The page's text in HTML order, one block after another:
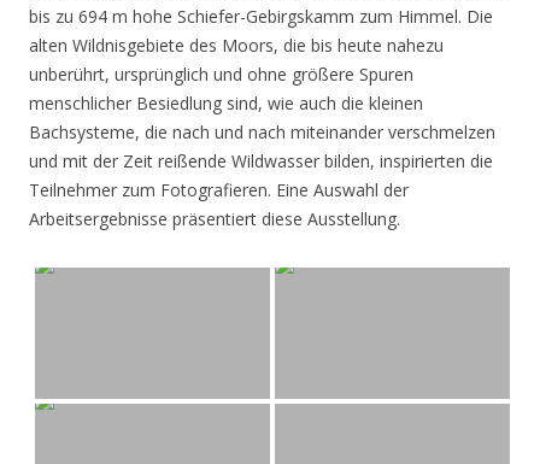
bis zu 694 m hohe Schiefer-Gebirgskamm zum Himmel. Die
alten Wildnisgebiete des Moors, die bis heute nahezu
unberührt, ursprünglich und ohne größere Spuren
menschlicher Besiedlung sind, wie auch die kleinen
Bachsysteme, die nach und nach miteinander verschmelzen
und mit der Zeit reißende Wildwasser bilden, inspirierten die
Teilnehmer zum Fotografieren. Eine Auswahl der
Arbeitsergebnisse präsentiert diese Ausstellung.